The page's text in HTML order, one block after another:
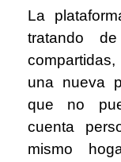
La
tratando
una nueva
que no
cuenta
mismo